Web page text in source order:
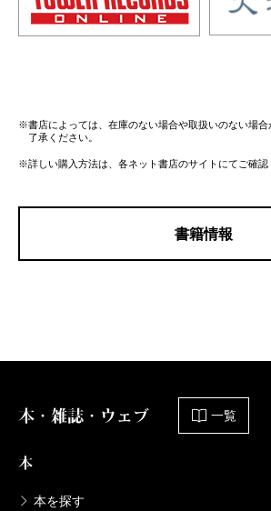
※書店によっては、在庫のない場合や取扱いのない場
了承ください。
※詳しい購入方法は、各ネット書店のサイトにてご確認
書籍情報
本・雑誌・ウェブ 一覧
本
本を探す